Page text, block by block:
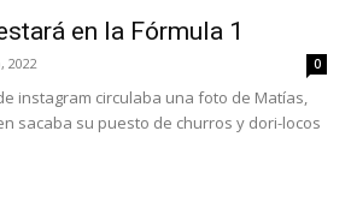
en la Fórmula 1
2022 0
instagram circulaba una foto de Matías,
sacaba su puesto de churros y dori-locos